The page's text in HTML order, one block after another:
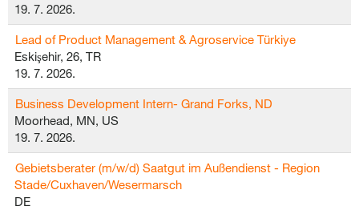
19. 7. 2026.
Lead of Product Management & Agroservice Türkiye
Eskişehir, 26, TR
19. 7. 2026.
Business Development Intern- Grand Forks, ND
Moorhead, MN, US
19. 7. 2026.
Gebietsberater (m/w/d) Saatgut im Außendienst - Region
Stade/Cuxhaven/Wesermarsch
DE